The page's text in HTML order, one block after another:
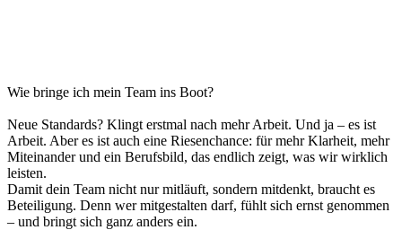
Wie bringe ich mein Team ins Boot?
Neue Standards? Klingt erstmal nach mehr Arbeit. Und ja – es ist
Arbeit. Aber es ist auch eine Riesenchance: für mehr Klarheit, mehr
Miteinander und ein Berufsbild, das endlich zeigt, was wir wirklich
leisten.
Damit dein Team nicht nur mitläuft, sondern mitdenkt, braucht es
Beteiligung. Denn wer mitgestalten darf, fühlt sich ernst genommen
– und bringt sich ganz anders ein.